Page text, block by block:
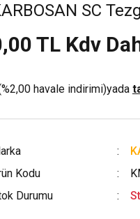
SC
TL Kdv
havale indirimi)yada
Kodu
Durumu